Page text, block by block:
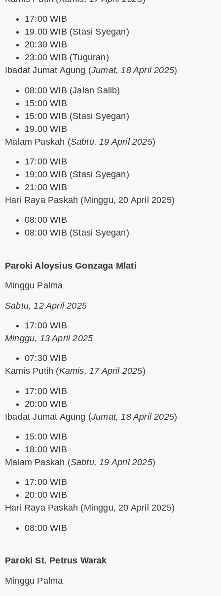
17:00 WIB
19.00 WIB (Stasi Syegan)
20:30 WIB
23:00 WIB (Tuguran)
Ibadat Jumat Agung (Jumat, 18 April 2025)
08:00 WIB (Jalan Salib)
15:00 WIB
15:00 WIB (Stasi Syegan)
19.00 WIB
Malam Paskah (Sabtu, 19 April 2025)
17:00 WIB
19:00 WIB (Stasi Syegan)
21:00 WIB
Hari Raya Paskah (Minggu, 20 April 2025)
08:00 WIB
08:00 WIB (Stasi Syegan)
Paroki Aloysius Gonzaga Mlati
Minggu Palma
Sabtu, 12 April 2025
17:00 WIB
Minggu, 13 April 2025
07:30 WIB
Kamis Putih (Kamis, 17 April 2025)
17:00 WIB
20:00 WIB
Ibadat Jumat Agung (Jumat, 18 April 2025)
15:00 WIB
18:00 WIB
Malam Paskah (Sabtu, 19 April 2025)
17:00 WIB
20:00 WIB
Hari Raya Paskah (Minggu, 20 April 2025)
08:00 WIB
Paroki St. Petrus Warak
Minggu Palma